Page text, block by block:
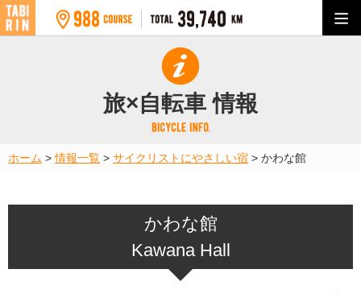
旅×自転車 情報
ホーム >情報一覧 > サイクリストにやさしい宿 > かわな館
かわな館
Kawana Hall